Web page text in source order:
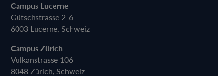
Campus Lucerne
Gütschstrasse 2-6
6003 Lucerne, Schweiz
Campus Zürich
Vulkanstrasse 106
8048 Zürich, Schweiz